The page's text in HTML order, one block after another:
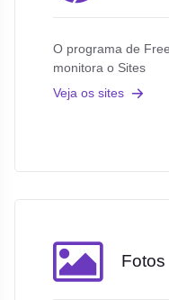
O programa de
monitora o Sites
Veja os sites
Fotos